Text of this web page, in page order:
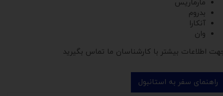
مارماریس
بدروم
آنکارا
وان
اطلاعات بیشتر با کارشناسان ما تماس بگیرید
راهنمای سفر به استانبول